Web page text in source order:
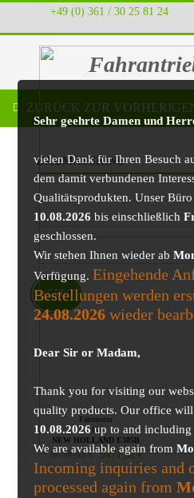
+49 (0) 361 / 30 25 81 24
Sehr geehrte Damen und
vielen Dank für Ihren Besuch
dem damit verbundenen
Qualitätsprodukten. Unser
10.08.2026 bis einschließlich
geschlossen.
Wir stehen Ihnen wieder ab
Verfügung. Eingehende
Bestellungen werden
24.08.2026 wieder
Dear Sir or Madam,
Thank you for visiting our
quality products. Our office
10.08.2026up to and
We are available again from
Incoming inquiries and
processed again from
ZURÜCK ZUR
BAUMASCHINE
Fahrmotor
für
NEW HOLLAND E385B
5756,03€ 5471,62€
ANGEBOT!